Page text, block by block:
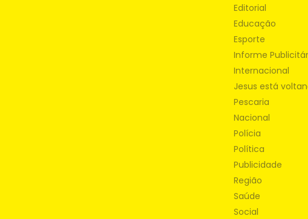
Editorial
Educação
Esporte
Informe
Internacional
Jesus está
Pescaria
Nacional
Polícia
Política
Publicidade
Região
Saúde
Social